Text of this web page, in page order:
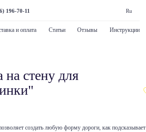
196-70-11 Ru
и оплата Статьи Отзывы Инструкции
на стену для
создать любую форму дороги, как подсказывает